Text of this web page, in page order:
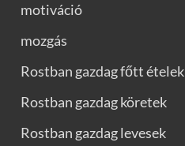
motiváció
mozgás
Rostban gazdag főtt ételek
Rostban gazdag köretek
Rostban gazdag levesek